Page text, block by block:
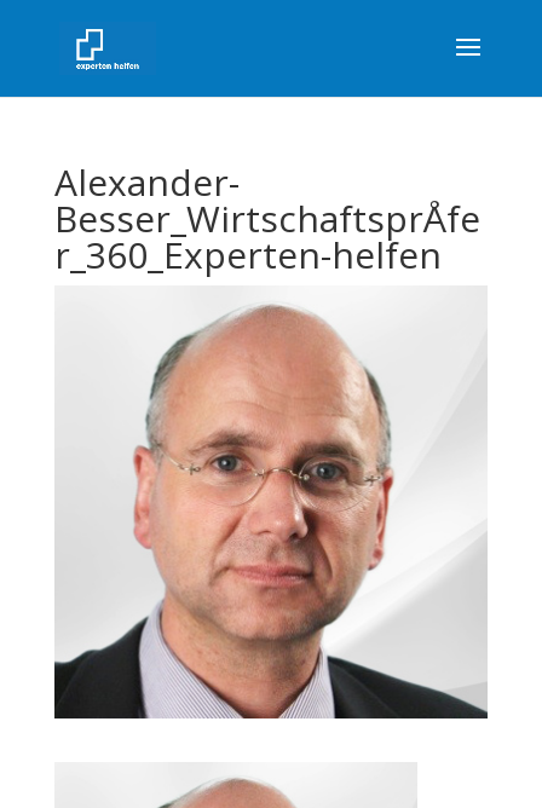
Alexander-
Besser_WirtschaftsprÅfe
r_360_Experten-helfen